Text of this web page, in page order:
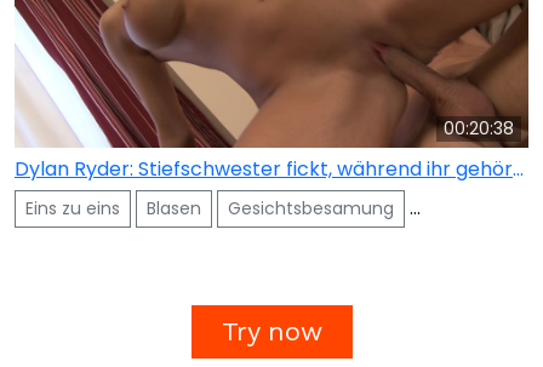
00:20:38
Dylan Ryder: Stiefschwester fickt, während ihr gehörnter Bruder zusieht
Eins zu eins Blasen Gesichtsbesamung
Try now